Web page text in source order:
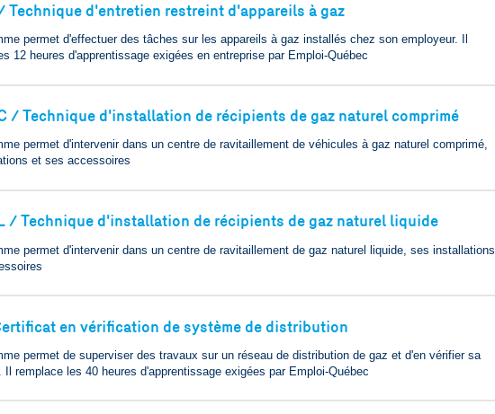
Technique d'entretien restreint d'appareils à gaz
permet d'effectuer des tâches sur les appareils à gaz installés chez son employeur. Il
12 heures d'apprentissage exigées en entreprise par Emploi-Québec
/ Technique d'installation de récipients de gaz naturel comprimé
permet d'intervenir dans un centre de ravitaillement de véhicules à gaz naturel comprimé,
et ses accessoires
/ Technique d'installation de récipients de gaz naturel liquide
permet d'intervenir dans un centre de ravitaillement de gaz naturel liquide, ses installations
en vérification de système de distribution
permet de superviser des travaux sur un réseau de distribution de gaz et d'en vérifier sa
Il remplace les 40 heures d'apprentissage exigées par Emploi-Québec